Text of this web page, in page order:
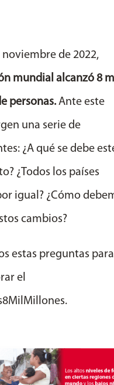
noviembre de 2022,
mundial alcanzó 8
personas.Ante este
una serie de
¿A qué se debe
¿Todos los países
igual? ¿Cómo
cambios?
estas preguntas para
el